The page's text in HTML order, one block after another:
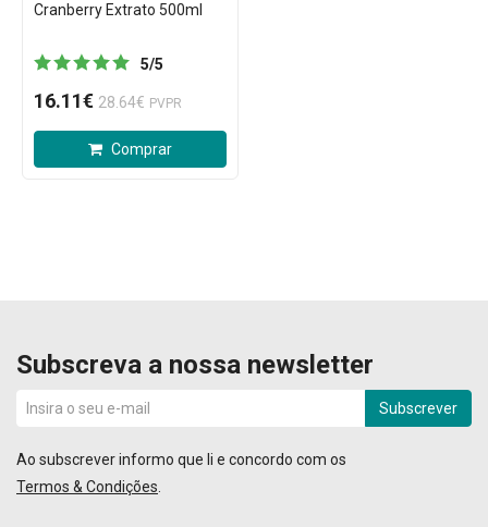
Cranberry Extrato 500ml
5/5
16.11€ 28.64€ PVPR
Comprar
Subscreva a nossa newsletter
Subscrever
Ao subscrever informo que li e concordo com os
Termos & Condições